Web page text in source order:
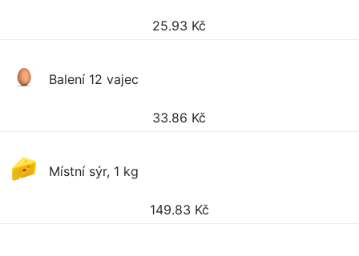
25.93 Kč
Balení 12 vajec
33.86 Kč
Místní sýr, 1 kg
149.83 Kč